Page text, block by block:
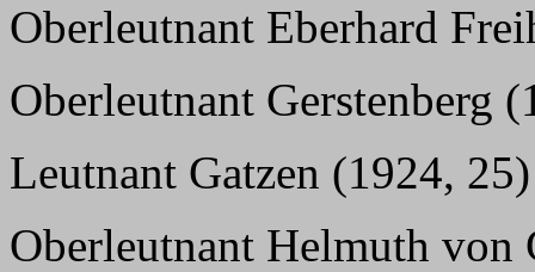
Oberleutnant Eberhard
Oberleutnant Gerstenberg
Leutnant Gatzen (1924, 25)
Oberleutnant Helmuth